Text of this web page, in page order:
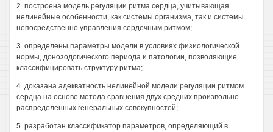
2. построена модель регуляции ритма сердца, учитывающая
нелинейные особенности, как системы организма, так и системы
непосредственно управления сердечным ритмом;
3. определены параметры модели в условиях физиологической
нормы, донозодогического периода и патологии, позволяющие
классифицировать структуру ритма;
4. доказана адекватность нелинейной модели регуляции ритмом
сердца на основе метода сравнения двух средних произвольно
распределенных генеральных совокупностей;
5. разработан классификатор параметров, определяющий в